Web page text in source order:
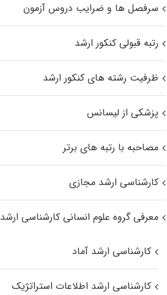
سرفصل ها و ضرایب دروس آزمون
رتبه قبولی کنکور ارشد
ظرفیت رشته های کنکور ارشد
پزشکی از لیسانس
مصاحبه با رتبه های برتر
کارشناسی ارشد مجازی
معرفی گروه علوم انسانی کارشناسی ارشد
کارشناسی ارشد آماد
کارشناسی ارشد اطلاعات استراتژیک